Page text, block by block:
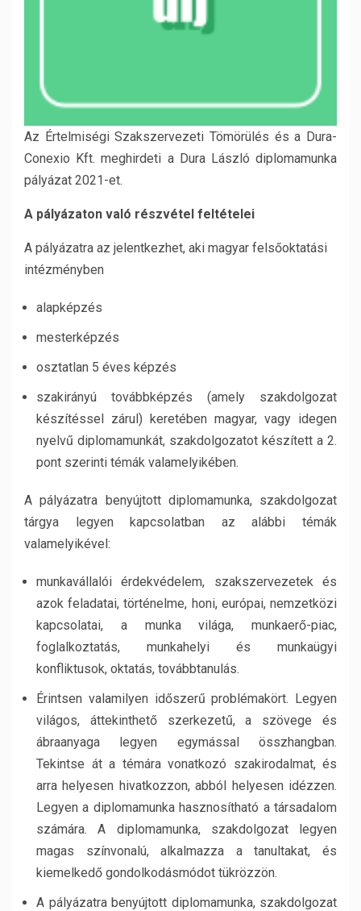
Az Értelmiségi Szakszervezeti Tömörülés és a Dura-
Conexio Kft. meghirdeti a Dura László diplomamunka
pályázat 2021-et.
A pályázaton való részvétel feltételei
A pályázatra az jelentkezhet, aki magyar felsőoktatási
intézményben
alapképzés
mesterképzés
osztatlan 5 éves képzés
szakirányú továbbképzés (amely szakdolgozat
készítéssel zárul) keretében magyar, vagy idegen
nyelvű diplomamunkát, szakdolgozatot készített a 2.
pont szerinti témák valamelyikében.
A pályázatra benyújtott diplomamunka, szakdolgozat
tárgya legyen kapcsolatban az alábbi témák
valamelyikével:
munkavállalói érdekvédelem, szakszervezetek és
azok feladatai, történelme, honi, európai, nemzetközi
kapcsolatai, a munka világa, munkaerő-piac,
foglalkoztatás, munkahelyi és munkaügyi
konfliktusok, oktatás, továbbtanulás.
Érintsen valamilyen időszerű problémakört. Legyen
világos, áttekinthető szerkezetű, a szövege és
ábraanyaga legyen egymással összhangban.
Tekintse át a témára vonatkozó szakirodalmat, és
arra helyesen hivatkozzon, abból helyesen idézzen.
Legyen a diplomamunka hasznosítható a társadalom
számára. A diplomamunka, szakdolgozat legyen
magas színvonalú, alkalmazza a tanultakat, és
kiemelkedő gondolkodásmódot tükrözzön.
A pályázatra benyújtott diplomamunka, szakdolgozat